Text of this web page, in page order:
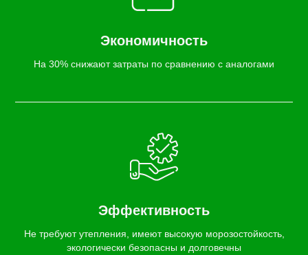
Экономичность
На 30% снижают затраты по сравнению с аналогами
Эффективность
Не требуют утепления, имеют высокую морозостойкость,
экологически безопасны и долговечны